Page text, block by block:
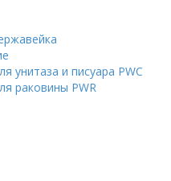
унитаза и писуара PWC
раковины PWR